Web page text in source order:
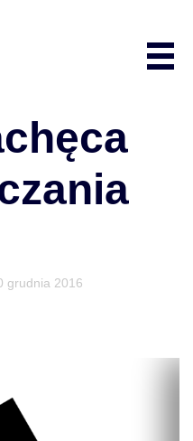
grudnia 2016